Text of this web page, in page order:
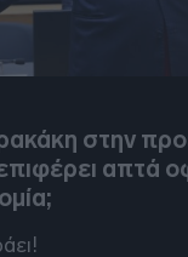
στην
απτά